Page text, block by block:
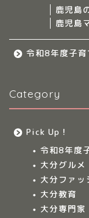
鹿児島
鹿児島
令和8年度子
Category
Pick Up！
令和8年度
大分グルメ
大分ファッ
大分教育
大分専門家